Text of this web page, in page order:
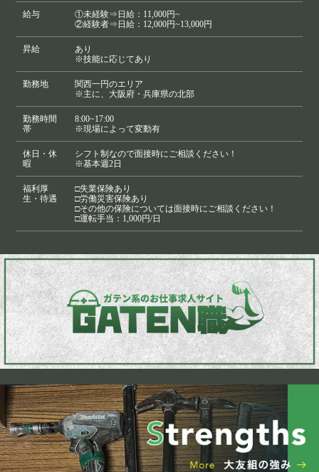
給与
①未経験⇒日給：11,000円~
②経験者⇒日給：12,000円~13,000円
昇給
あり
※技能に応じてあり
勤務地
関西一円のエリア
※主に、大阪府・兵庫県の北部
勤務時間
帯
8:00~17:00
※現場によって変動有
休日・休
暇
シフト制なので面接時にご相談ください！
※基本週2日
福利厚
生・待遇
□失業保険あり
□労働災害保険あり
□その他の保険については面接時にご相談ください！
□運転手当：1,000円/日